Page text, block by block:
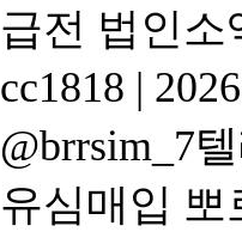
급전 법인소
cc1818 |
@brrsim_7
유심매입